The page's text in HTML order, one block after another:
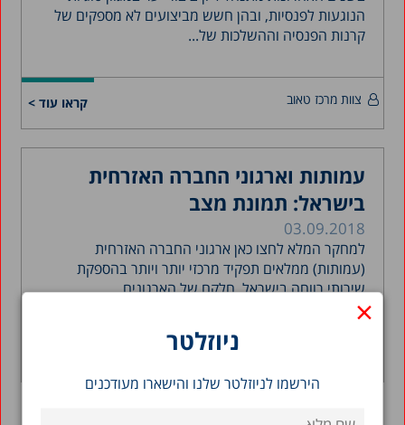
×
ניוזלטר
הירשמו לניוזלטר שלנו והישארו מעודכנים
הנוגעות לפנסיות, ובהן חשש מביצועים לא מספקים של
קרנות הפנסיה וההשלכות של...
קראו עוד > צוות מרכז טאוב
עמותות וארגוני החברה האזרחית
בישראל: תמונת מצב
03.09.2018
למחקר המלא לחצו כאן ארגוני החברה האזרחית
(עמותות) ממלאים תפקיד מרכזי יותר ויותר בהספקת
שירותי רווחה בישראל. חלקם של הארגונים...